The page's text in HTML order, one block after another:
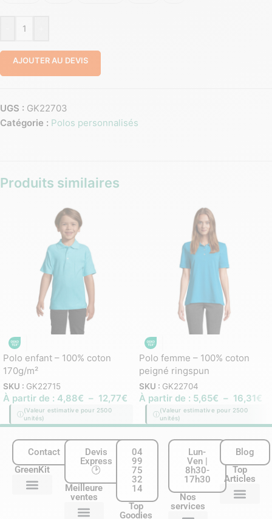
AJOUTER AU DEVIS
UGS : GK22703
Catégorie : Polos personnalisés
Produits similaires
Polo enfant – 100% coton
170g/m²
SKU : GK22715
À partir de : 4,88€ – 12,77€
(Valeur estimative pour 2500
unités)
Polo femme – 100% coton
peigné ringspun
SKU : GK22704
À partir de : 5,65€ – 16,31€
(Valeur estimative pour 2500
unités)
Contact
GreenKit
Devis
Express
🕑
Meilleure
ventes
04
99
75
32
14
Top
Goodies
Lun-
Ven |
8h30-
17h30
Nos
services
Blog
Top
Articles